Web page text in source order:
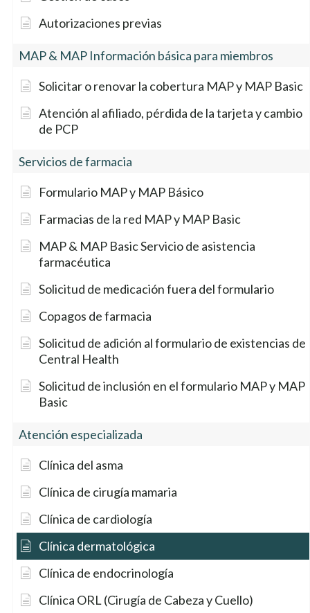
Autorizaciones previas
MAP & MAP Información básica para miembros
Solicitar o renovar la cobertura MAP y MAP Basic
Atención al afiliado, pérdida de la tarjeta y cambio
de PCP
Servicios de farmacia
Formulario MAP y MAP Básico
Farmacias de la red MAP y MAP Basic
MAP & MAP Basic Servicio de asistencia
farmacéutica
Solicitud de medicación fuera del formulario
Copagos de farmacia
Solicitud de adición al formulario de existencias de
Central Health
Solicitud de inclusión en el formulario MAP y MAP
Basic
Atención especializada
Clínica del asma
Clínica de cirugía mamaria
Clínica de cardiología
Clínica dermatológica
Clínica de endocrinología
Clínica ORL (Cirugía de Cabeza y Cuello)